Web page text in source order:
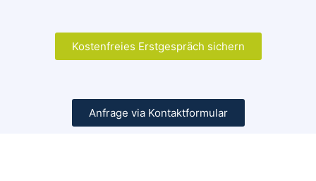
Kostenfreies Erstgespräch sichern
Anfrage via Kontaktformular